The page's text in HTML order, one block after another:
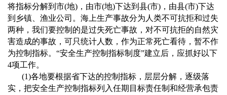
将指标分解到市(地) ，由市(地)下达到县(市) ，由县(市)下达
到乡镇、渔业公司。海上生产事故分为人类不可抗拒和过失
两种，我们要控制的是过失死亡事故，对不可抗拒的自然灾
害造成的事故，可只统计人数，作为正常死亡看待，暂不作
为控制指标。 “安全生产控制指标制度”建立后，应抓好以下
4项工作。
(1)各地要根据省下达的控制指标，层层分解，逐级落
实，把安全生产控制指标列入任期目标责任制和经营承包责